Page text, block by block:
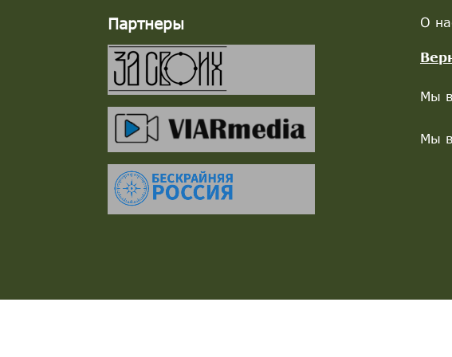
Партнеры О
Мы
Мы